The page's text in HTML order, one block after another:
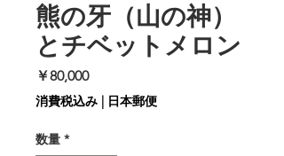
熊の牙（山の神）
とチベットメロン
￥80,000価
格
消費税込み | 日本郵便
数量 *